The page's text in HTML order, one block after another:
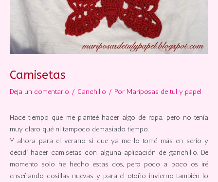
Camisetas
Deja un comentario / Ganchillo / Por Mariposas de tul y papel
Hace tiempo que me planteé hacer algo de ropa, pero no tenía
muy claro qué ni tampoco demasiado tiempo.
Y ahora para el verano si que ya me lo tomé más en serio y
decidí hacer camisetas con alguna aplicación de ganchillo. De
momento solo he hecho estas dos, pero poco a poco os iré
enseñando cosillas nuevas y para el otoño invierno también lo